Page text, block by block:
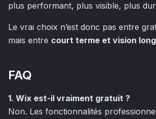
plus performant, plus visible, plus
Le vrai choix n’est donc pas entre
mais entre court terme et vision
FAQ
1. Wix est-il vraiment gratuit ?
Non. Les fonctionnalités